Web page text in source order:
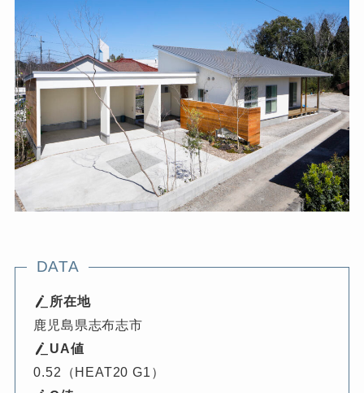
DATA
所在地
鹿児島県志布志市
UA値
0.52（HEAT20 G1）